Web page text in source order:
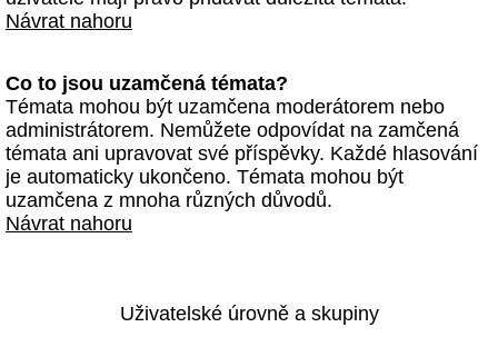
Návrat nahoru
Co to jsou uzamčená témata?
Témata mohou být uzamčena moderátorem nebo
administrátorem. Nemůžete odpovídat na zamčená
témata ani upravovat své příspěvky. Každé hlasování
je automaticky ukončeno. Témata mohou být
uzamčena z mnoha různých důvodů.
Návrat nahoru
Uživatelské úrovně a skupiny